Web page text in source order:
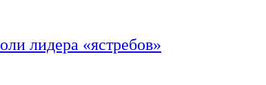
лидера «ястребов»